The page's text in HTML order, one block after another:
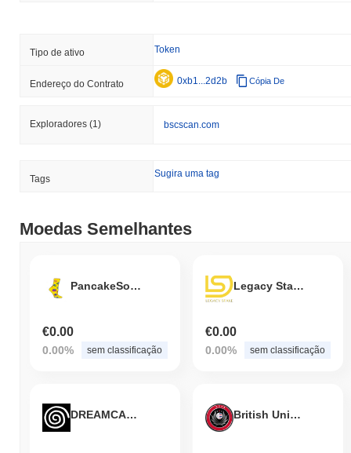
Tipo de ativo Token
Endereço do Contrato 0xb1...2d2b Cópia De
Exploradores (1) bscscan.com
Tags Sugira uma tag
Moedas Semelhantes
PancakeSocks
€0.00
0.00% sem classificação
Legacy Stake Token
€0.00
0.00% sem classificação
DREAMCAST 2 British Union Public Asset